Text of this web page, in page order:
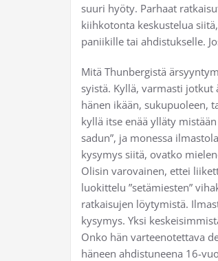
suuri hyöty. Parhaat
kiihkotonta keskustelua
paniikille tai ahdistukselle.
Mitä Thunbergistä
syistä. Kyllä, varmasti
hänen ikään, sukupuoleen,
kyllä itse enää ylläty
sadun”, ja monessa
kysymys siitä, ovatko
Olisin varovainen, ettei
luokittelu ”setämiesten”
ratkaisujen löytymistä.
kysymys. Yksi
Onko hän varteenotettava
häneen ahdistuneena 16-